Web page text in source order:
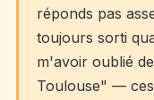
réponds pas
toujours sorti
m'avoir oublié
Toulouse" —